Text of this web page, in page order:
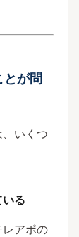
が問
、いくつ
る
レアポの